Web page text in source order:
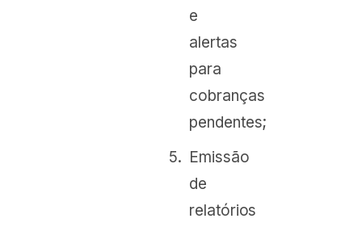
e
alertas
para
cobranças
pendentes;
Emissão
de
relatórios